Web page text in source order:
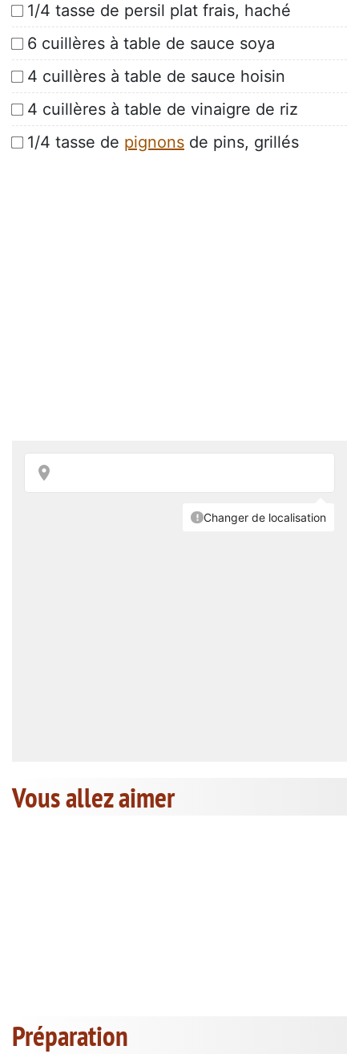
1/4 tasse de persil plat frais, haché
6 cuillères à table de sauce soya
4 cuillères à table de sauce hoisin
4 cuillères à table de vinaigre de riz
1/4 tasse de pignons de pins, grillés
Vous allez aimer
Préparation